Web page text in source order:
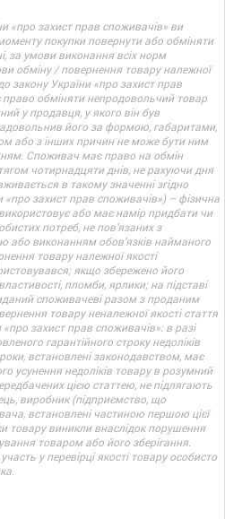
«про захист прав споживачів» ви
покупки повернути або обміняти
за умови виконання всіх норм
обміну / повернення товару належної
закону України «про захист прав
обміняти непродовольчий товар
у продавця, у якого він був
його за формою, габаритами,
або з інших причин не може бути ним
Споживач має право на обмін
чотирнадцяти днів, не рахуючи дня
в такому значенні згідно
«про захист прав споживачів») – фізична
або має намір придбати чи
потреб, не пов’язаних з
або виконанням обов’язків найманого
товару належної якості
якщо збережено його
пломби, ярлики; на підставі
споживачеві разом з проданим
товару неналежної якості стаття
«про захист прав споживачів»: в разі
гарантійного строку недоліків
встановлені законодавством, має
усунення недоліків товару в розумний
цією статтею, не підлягають
виробник (підприємство, що
встановлені частиною першою цієї
товару виникли внаслідок порушення
товаром або його зберігання.
у перевірці якості товару особисто